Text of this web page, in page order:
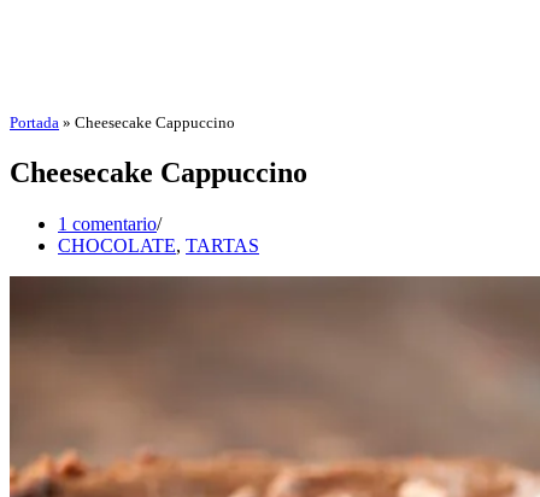
Portada » Cheesecake Cappuccino
Cheesecake Cappuccino
1 comentario
CHOCOLATE, TARTAS